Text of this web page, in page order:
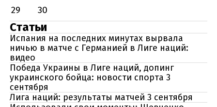
29
30
Статьи
Испания на последних минутах вырвала
ничью в матче с Германией в Лиге наций:
видео
Победа Украины в Лиге наций, допинг
украинского бойца: новости спорта 3
сентября
Лига наций: результаты матчей 3 сентября